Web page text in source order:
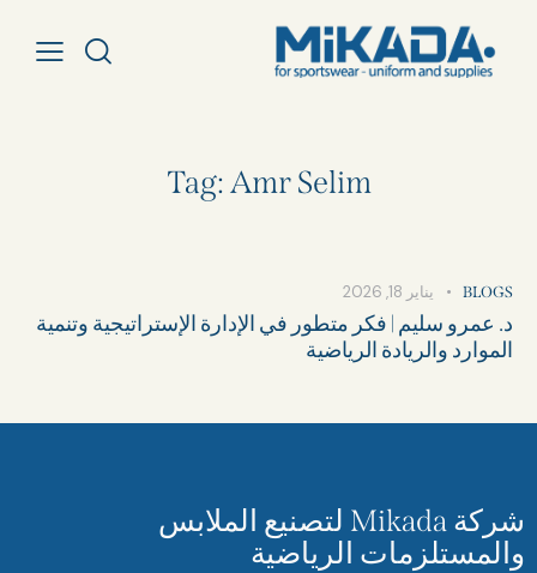
Tag: Amr Selim
BLOGS يناير 18, 2026
د. عمرو سليم | فكر متطور في الإدارة الإستراتيجية وتنمية
الموارد والريادة الرياضية
شركة Mikada لتصنيع الملابس
والمستلزمات الرياضية